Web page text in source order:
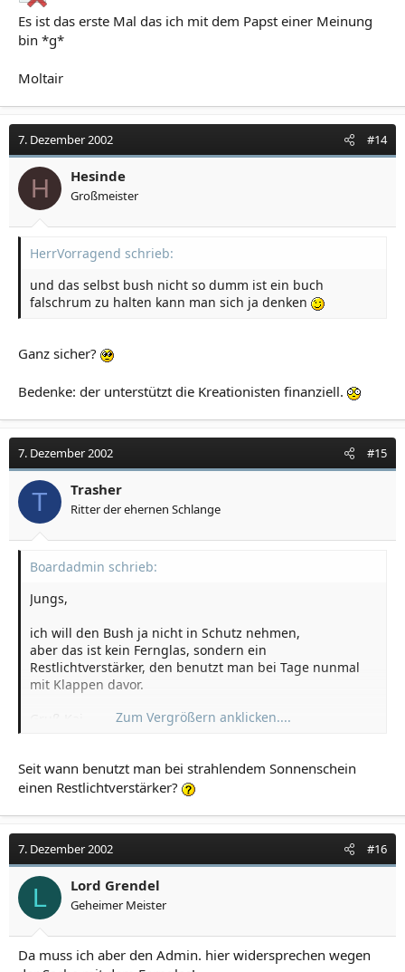
Es ist das erste Mal das ich mit dem Papst einer Meinung
bin *g*
Moltair
7. Dezember 2002 #14
H Hesinde
Großmeister
HerrVorragend schrieb:
und das selbst bush nicht so dumm ist ein buch
falschrum zu halten kann man sich ja denken
Ganz sicher?
Bedenke: der unterstützt die Kreationisten finanziell.
7. Dezember 2002 #15
T Trasher
Ritter der ehernen Schlange
Boardadmin schrieb:
Jungs,
ich will den Bush ja nicht in Schutz nehmen,
aber das ist kein Fernglas, sondern ein
Restlichtverstärker, den benutzt man bei Tage nunmal
mit Klappen davor.
Zum Vergrößern anklicken....
Seit wann benutzt man bei strahlendem Sonnenschein
einen Restlichtverstärker?
7. Dezember 2002 #16
L Lord Grendel
Geheimer Meister
Da muss ich aber den Admin. hier widersprechen wegen